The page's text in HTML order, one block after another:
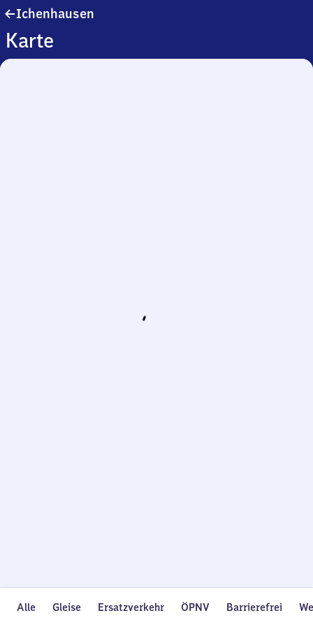
Ichenhausen
Karte
Alle Gleise Ersatzverkehr ÖPNV Barrierefrei